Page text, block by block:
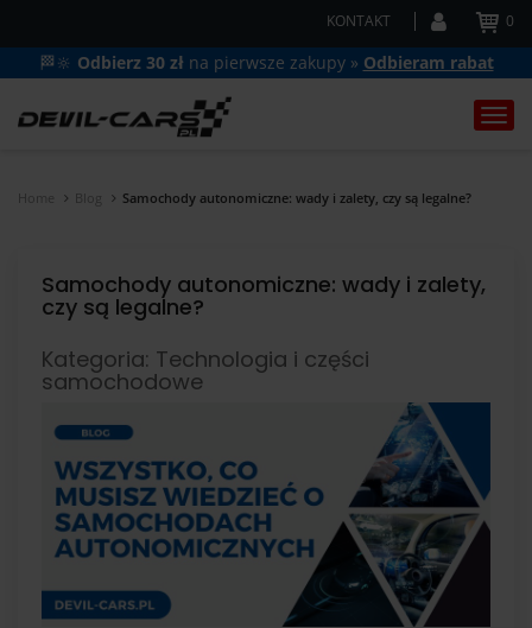
KONTAKT 0
🏁🔆 Odbierz 30 zł na pierwsze zakupy » Odbieram rabat
Home Blog Samochody autonomiczne: wady i zalety, czy są legalne?
Samochody autonomiczne: wady i zalety,
czy są legalne?
Kategoria: Technologia i części
samochodowe